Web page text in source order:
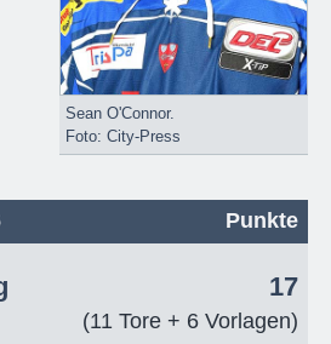
Sean O'Connor.
Foto: City-Press
Punkte
17
(11 Tore + 6 Vorlagen)